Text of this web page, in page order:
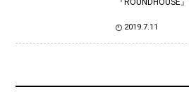
『ROUNDHOUSE
2019.7.11